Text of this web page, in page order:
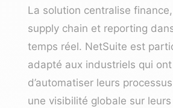
La solution centralise
supply chain et reporting
temps réel. NetSuite est
adapté aux industriels qui
d’automatiser leurs
une visibilité globale sur leurs